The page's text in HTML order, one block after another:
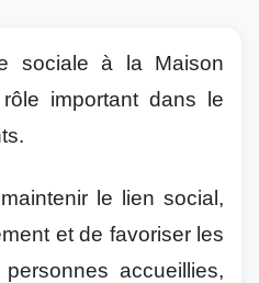
sociale à la Maison
important dans le
le lien social,
et de favoriser les
accueillies,